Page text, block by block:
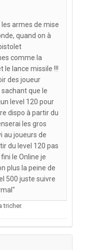
armes de mise
quand on à
comme la
le lance missile !!!
des joueur
que le
level 120 pour
dispo à partir du
les gros
au joueurs de
du level 120 pas
le Online je
plus la peine de
500 juste suivre
tricher.